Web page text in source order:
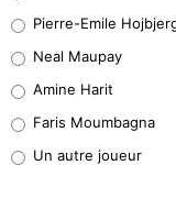
5%
1%
9%
Pierre-Emile
Neal Maupay
Amine Harit
Faris Moumbagna
Un autre joueur